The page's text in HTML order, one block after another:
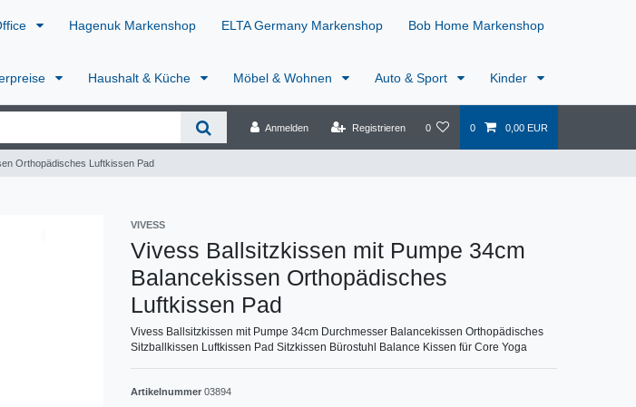
Hagenuk Markenshop ELTA Germany Markenshop Bob Home Markenshop
Haushalt & Küche Möbel & Wohnen Auto & Sport Kinder
Anmelden Registrieren 0 0 0,00 EUR
Orthopädisches Luftkissen Pad
VIVESS
Vivess Ballsitzkissen mit Pumpe 34cm
Balancekissen Orthopädisches
Luftkissen Pad
Vivess Ballsitzkissen mit Pumpe 34cm Durchmesser Balancekissen Orthopädisches
Sitzballkissen Luftkissen Pad Sitzkissen Bürostuhl Balance Kissen für Core Yoga
Artikelnummer 03894